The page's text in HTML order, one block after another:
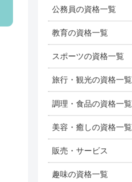
公務員の資格一覧
教育の資格一覧
スポーツの資格一覧
旅行・観光の資格一覧
調理・食品の資格一覧
美容・癒しの資格一覧
販売・サービス
趣味の資格一覧